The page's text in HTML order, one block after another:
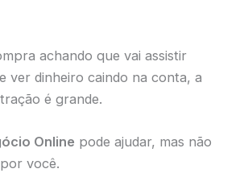
achando que vai assistir
ver dinheiro caindo na conta, a
é grande.
Online pode ajudar, mas não
você.